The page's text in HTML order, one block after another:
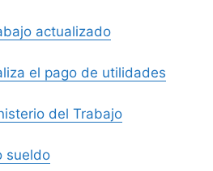
actualizado
el pago de utilidades
del Trabajo
sueldo